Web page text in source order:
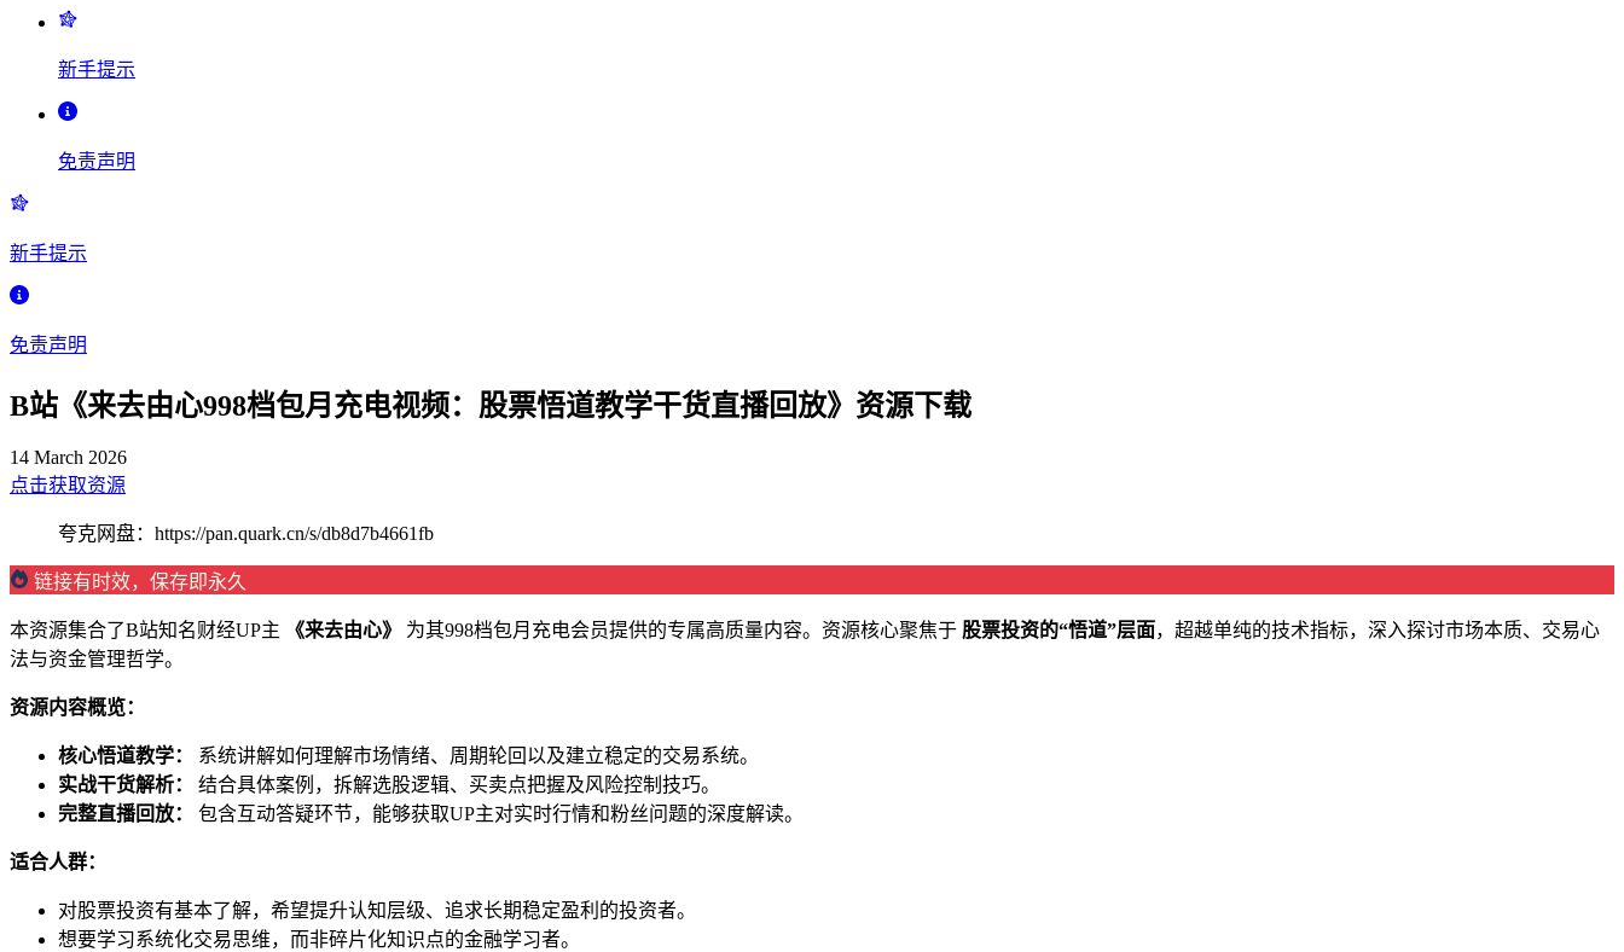
新手提示
免责声明
新手提示
免责声明
B站《来去由心998档包月充电视频：股票悟道教学干货直播回放》资源下载
14 March 2026
点击获取资源
夸克网盘：https://pan.quark.cn/s/db8d7b4661fb
链接有时效，保存即永久
本资源集合了B站知名财经UP主 《来去由心》 为其998档包月充电会员提供的专属高质量内容。资源核心聚焦于 股票投资的“悟道”层面，超越单纯的技术指标，深入探讨市场本质、交易心
法与资金管理哲学。
资源内容概览：
核心悟道教学：
系统讲解如何理解市场情绪、周期轮回以及建立稳定的交易系统。
实战干货解析：
结合具体案例，拆解选股逻辑、买卖点把握及风险控制技巧。
完整直播回放：
包含互动答疑环节，能够获取UP主对实时行情和粉丝问题的深度解读。
适合人群：
对股票投资有基本了解，希望提升认知层级、追求长期稳定盈利的投资者。
想要学习系统化交易思维，而非碎片化知识点的金融学习者。